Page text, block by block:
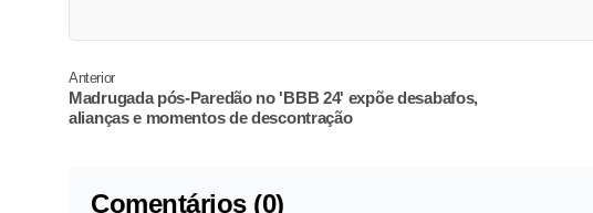
Anterior
Madrugada pós-Paredão no 'BBB 24' expõe desabafos,
alianças e momentos de descontração
Comentários (0)